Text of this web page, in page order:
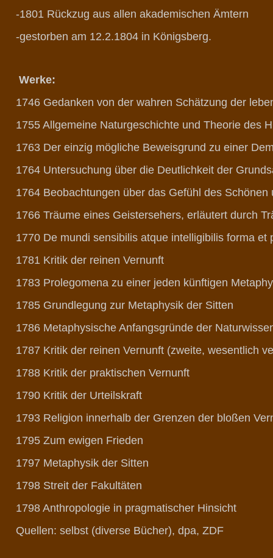
-1801 Rückzug aus allen akademischen Ämtern
-gestorben am 12.2.1804 in Königsberg.
Werke:
1746 Gedanken von der wahren Schätzung der
1755 Allgemeine Naturgeschichte und Theorie des
1763 Der einzig mögliche Beweisgrund zu einer
1764 Untersuchung über die Deutlichkeit der
1764 Beobachtungen über das Gefühl des Schönen
1766 Träume eines Geistersehers, erläutert durch
1770 De mundi sensibilis atque intelligibilis forma et
1781 Kritik der reinen Vernunft
1783 Prolegomena zu einer jeden künftigen
1785 Grundlegung zur Metaphysik der Sitten
1786 Metaphysische Anfangsgründe der
1787 Kritik der reinen Vernunft (zweite, wesentlich
1788 Kritik der praktischen Vernunft
1790 Kritik der Urteilskraft
1793 Religion innerhalb der Grenzen der bloßen
1795 Zum ewigen Frieden
1797 Metaphysik der Sitten
1798 Streit der Fakultäten
1798 Anthropologie in pragmatischer Hinsicht
Quellen: selbst (diverse Bücher), dpa, ZDF